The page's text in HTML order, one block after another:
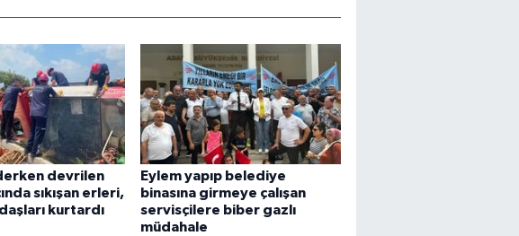
devrilen
sıkışan erleri,
kurtardı
Eylem yapıp belediye
binasına girmeye çalışan
servisçilere biber gazlı
müdahale